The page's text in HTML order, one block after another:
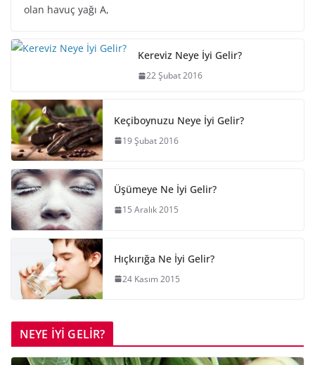
olan havuç yağı A,
Kereviz Neye İyi Gelir?
22 Şubat 2016
Keçiboynuzu Neye İyi Gelir?
19 Şubat 2016
Üşümeye Ne İyi Gelir?
15 Aralık 2015
Hıçkırığa Ne İyi Gelir?
24 Kasım 2015
NEYE İYİ GELİR?